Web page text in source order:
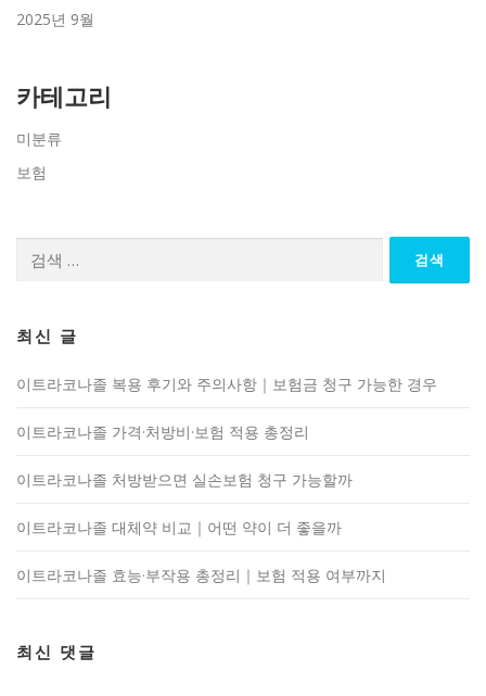
2025년 9월
카테고리
미분류
보험
최신 글
이트라코나졸 복용 후기와 주의사항｜보험금 청구 가능한 경우
이트라코나졸 가격·처방비·보험 적용 총정리
이트라코나졸 처방받으면 실손보험 청구 가능할까
이트라코나졸 대체약 비교｜어떤 약이 더 좋을까
이트라코나졸 효능·부작용 총정리｜보험 적용 여부까지
최신 댓글